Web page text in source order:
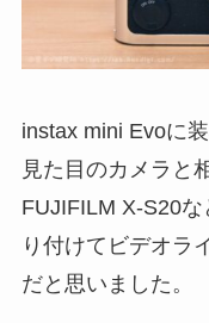
instax mini Evoに
見た目のカメラと
FUJIFILM X-S20
り付けてビデオラ
だと思いました。